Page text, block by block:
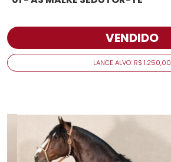
VENDIDO
LANCE ALVO: R$ 1.250,00